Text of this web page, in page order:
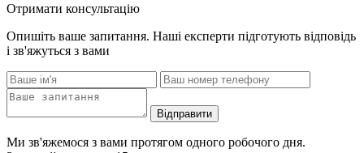
Отримати консультацію
Опишіть ваше запитання. Наші експерти підготують відповідь
і зв'яжуться з вами
Відправити
Ми зв'яжемося з вами протягом одного робочого дня.